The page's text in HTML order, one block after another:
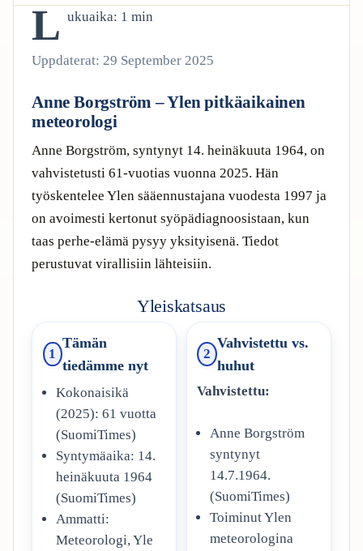
L ukuaika: 1 min
Uppdaterat: 29 September 2025
Anne Borgström – Ylen pitkäaikainen
meteorologi
Anne Borgström, syntynyt 14. heinäkuuta 1964, on
vahvistetusti 61-vuotias vuonna 2025. Hän
työskentelee Ylen sääennustajana vuodesta 1997 ja
on avoimesti kertonut syöpädiagnoosistaan, kun
taas perhe-elämä pysyy yksityisenä. Tiedot
perustuvat virallisiin lähteisiin.
Yleiskatsaus
1
Tämän
tiedämme nyt
Kokonaisikä
(2025): 61 vuotta
(SuomiTimes)
Syntymäaika: 14.
heinäkuuta 1964
(SuomiTimes)
Ammatti:
Meteorologi, Yle
2
Vahvistettu vs.
huhut
Vahvistettu:
Anne Borgström
syntynyt
14.7.1964.
(SuomiTimes)
Toiminut Ylen
meteorologina